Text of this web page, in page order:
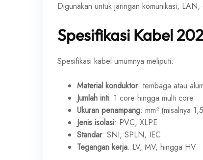
Digunakan untuk jaringan komunikasi,
Spesifikasi Kabel
Spesifikasi kabel umumnya meliputi:
Material konduktor: tembaga atau
Jumlah inti: 1 core hingga multi core
Ukuran penampang: mm² (misalnya
Jenis isolasi: PVC, XLPE
Standar: SNI, SPLN, IEC
Tegangan kerja: LV, MV, hingga HV